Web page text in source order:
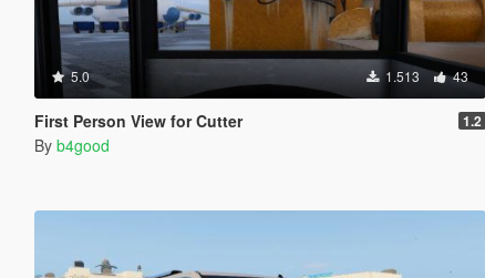
5.0 1.513 43
First Person View for Cutter 1.2
By b4good